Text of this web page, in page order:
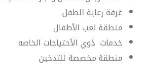
غرفة رعاية الطفل
منطقة لعب الأطفال
خدمات ذوي الأحتياجات الخاصه
منطقة مخصصة للتدخين